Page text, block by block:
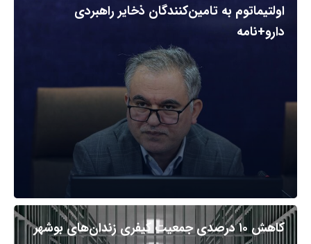
اولتیماتوم به تامین‌کنندگان ذخایر راهبردی
دارو+نامه
کاهش ۱۰ درصدی جمعیت کیفری زندان‌های بوشهر